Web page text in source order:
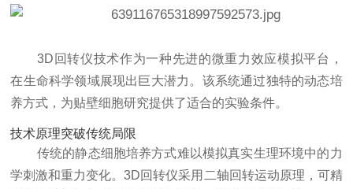
3D回转仪技术作为一种先进的微重力效应模拟平台，
在生命科学领域展现出巨大潜力。该系统通过独特的动态培
养方式，为贴壁细胞研究提供了适合的实验条件。
技术原理突破传统局限
传统的静态细胞培养方式难以模拟真实生理环境中的力
学刺激和重力变化。3D回转仪采用二轴回转运动原理，可精